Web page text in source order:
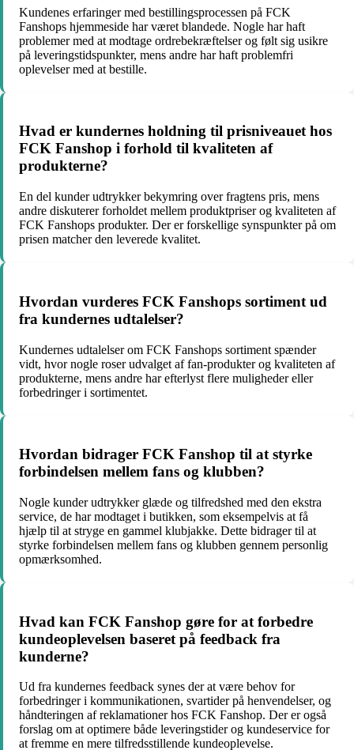
Kundenes erfaringer med bestillingsprocessen på FCK
Fanshops hjemmeside har været blandede. Nogle har haft
problemer med at modtage ordrebekræftelser og følt sig usikre
på leveringstidspunkter, mens andre har haft problemfri
oplevelser med at bestille.
Hvad er kundernes holdning til prisniveauet hos
FCK Fanshop i forhold til kvaliteten af
produkterne?
En del kunder udtrykker bekymring over fragtens pris, mens
andre diskuterer forholdet mellem produktpriser og kvaliteten af
FCK Fanshops produkter. Der er forskellige synspunkter på om
prisen matcher den leverede kvalitet.
Hvordan vurderes FCK Fanshops sortiment ud
fra kundernes udtalelser?
Kundernes udtalelser om FCK Fanshops sortiment spænder
vidt, hvor nogle roser udvalget af fan-produkter og kvaliteten af
produkterne, mens andre har efterlyst flere muligheder eller
forbedringer i sortimentet.
Hvordan bidrager FCK Fanshop til at styrke
forbindelsen mellem fans og klubben?
Nogle kunder udtrykker glæde og tilfredshed med den ekstra
service, de har modtaget i butikken, som eksempelvis at få
hjælp til at stryge en gammel klubjakke. Dette bidrager til at
styrke forbindelsen mellem fans og klubben gennem personlig
opmærksomhed.
Hvad kan FCK Fanshop gøre for at forbedre
kundeoplevelsen baseret på feedback fra
kunderne?
Ud fra kundernes feedback synes der at være behov for
forbedringer i kommunikationen, svartider på henvendelser, og
håndteringen af reklamationer hos FCK Fanshop. Der er også
forslag om at optimere både leveringstider og kundeservice for
at fremme en mere tilfredsstillende kundeoplevelse.